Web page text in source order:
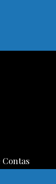
Contas